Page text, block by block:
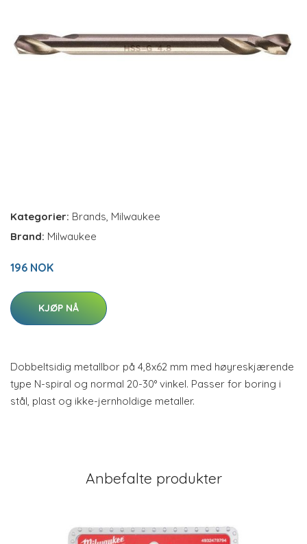
Kategorier: Brands, Milwaukee
Brand: Milwaukee
196 NOK
KJØP NÅ
Dobbeltsidig metallbor på 4,8x62 mm med høyreskjærende
type N-spiral og normal 20-30° vinkel. Passer for boring i
stål, plast og ikke-jernholdige metaller.
Anbefalte produkter